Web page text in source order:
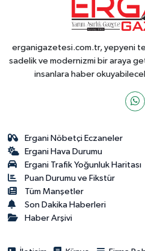
erganigazetesi.com.tr, yepyeni
sadelik ve modernizmi bir araya
insanlara haber
Ergani Nöbetçi Eczaneler
Ergani Hava Durumu
Ergani Trafik Yoğunluk Haritası
Puan Durumu ve Fikstür
Tüm Manşetler
Son Dakika Haberleri
Haber Arşivi